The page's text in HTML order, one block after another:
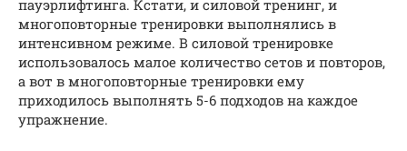
пауэрлифтинга. Кстати, и силовой тренинг, и
многоповторные тренировки выполнялись в
интенсивном режиме. В силовой тренировке
использовалось малое количество сетов и повторов,
а вот в многоповторные тренировки ему
приходилось выполнять 5-6 подходов на каждое
упражнение.